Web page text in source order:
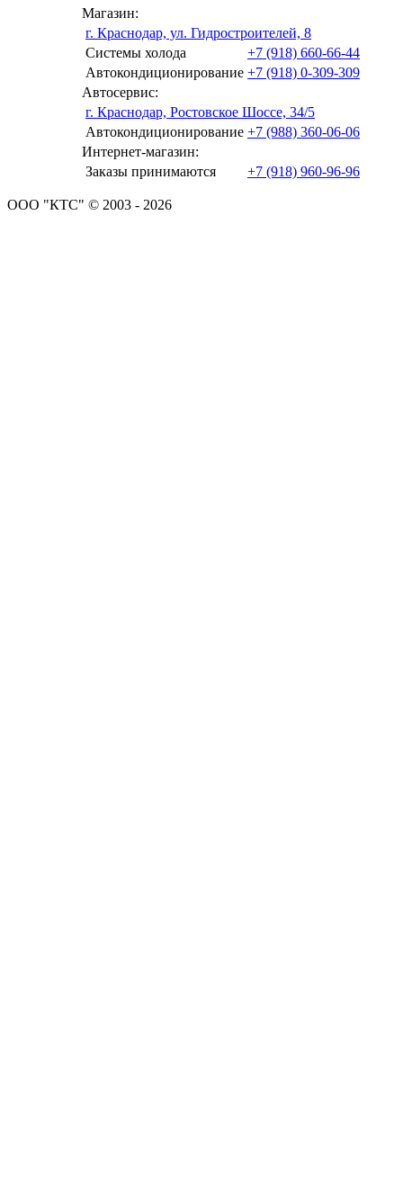
Магазин:
г. Краснодар, ул. Гидростроителей, 8
Системы холода
+7 (918) 660-66-44
Автокондиционирование +7 (918) 0-309-309
Автосервис:
г. Краснодар, Ростовское Шоссе, 34/5
Автокондиционирование +7 (988) 360-06-06
Интернет-магазин:
Заказы принимаются
+7 (918) 960-96-96
ООО "КТС" © 2003 - 2026